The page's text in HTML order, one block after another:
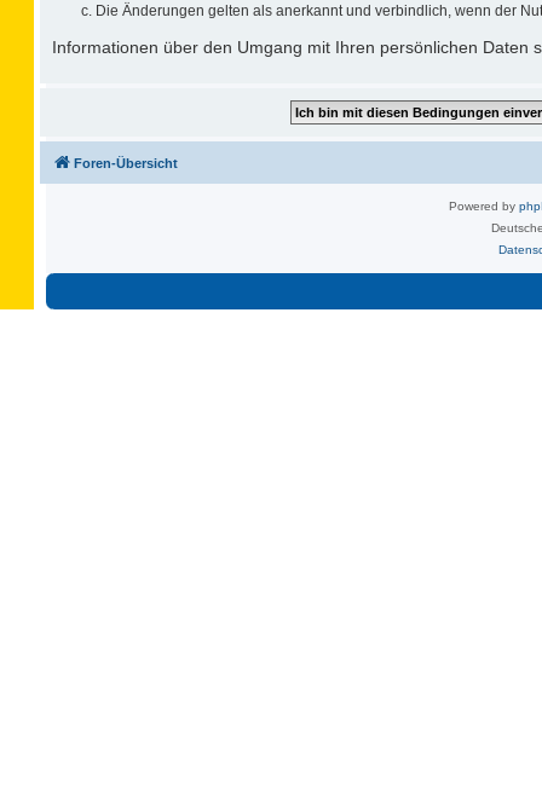
Die Änderungen gelten als anerkannt und verbindlich, wenn der
Informationen über den Umgang mit Ihren persönlichen Daten
Foren-Übersicht
Powered by